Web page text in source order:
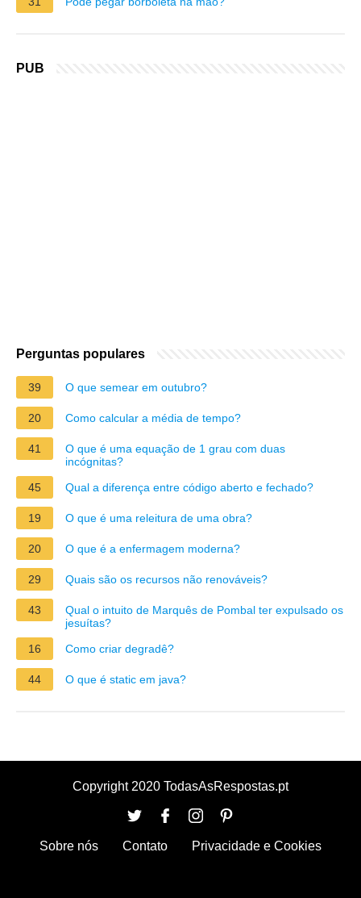
PUB
Perguntas populares
39 O que semear em outubro?
20 Como calcular a média de tempo?
41
O que é uma equação de 1 grau com duas
incógnitas?
45
Qual a diferença entre código aberto e fechado?
19 O que é uma releitura de uma obra?
20 O que é a enfermagem moderna?
29 Quais são os recursos não renováveis?
43
Qual o intuito de Marquês de Pombal ter expulsado os
jesuítas?
16
Como criar degradê?
44 O que é static em java?
Copyright 2020 TodasAsRespostas.pt
Sobre nós Contato Privacidade e Cookies